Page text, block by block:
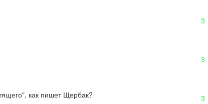
3
3
как пишет Щербак? 3